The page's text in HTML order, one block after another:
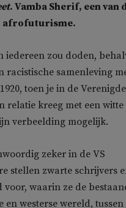
. Vamba Sherif, een van
afrofuturisme.
iedereen zou doden,
racistische samenleving
toen je in de Verenigde
relatie kreeg met een witte
verbeelding mogelijk.
zeker in de VS
stellen zwarte schrijvers
waarin ze de
en westerse wereld, tussen